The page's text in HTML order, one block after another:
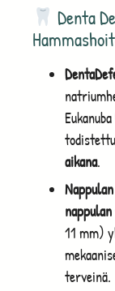
Denta
todistettu
aikana.
11 mm)
terveinä.